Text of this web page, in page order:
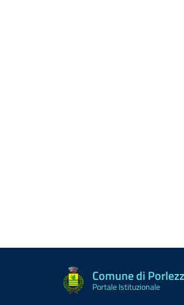
Comune di
Portale Istituzionale